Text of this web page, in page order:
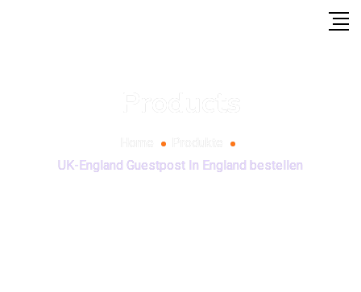
UK-England Guestpost In England bestellen